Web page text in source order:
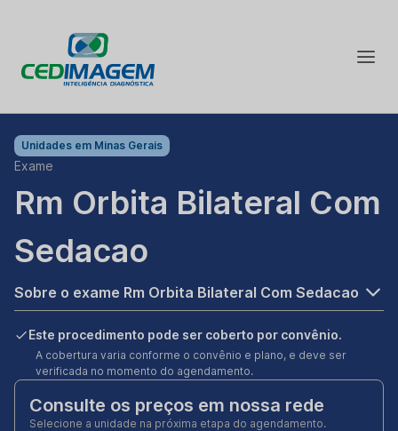
Unidades em Minas Gerais
Exame
Rm Orbita Bilateral Com
Sedacao
Sobre o exame Rm Orbita Bilateral Com Sedacao
Este procedimento pode ser coberto por convênio.
A cobertura varia conforme o convênio e plano, e deve ser
verificada no momento do agendamento.
Consulte os preços em nossa rede
Selecione a unidade na próxima etapa do agendamento.